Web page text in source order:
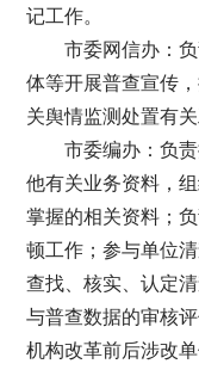
记工作。
市委网信办：
体等开展普查宣传
关舆情监测处置有关
市委编办：负
他有关业务资料，
掌握的相关资料；
顿工作；参与单位
查找、核实、认定
与普查数据的审核
机构改革前后涉改